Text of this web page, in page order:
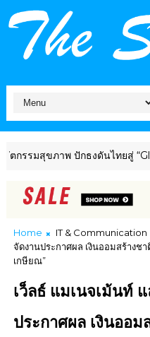
ภาพ ปักธงดันไทยสู่ “Global
Home IT & Communication
จัดงานประกาศผล เงินออมสร้างช
เกษียณ”
เว็ลธ์ แมเนจเม้นท์
ประกาศผล เงินออ